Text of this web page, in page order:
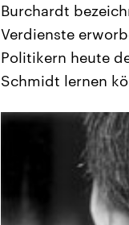
Burchardt
Verdienste
Politikern heute
Schmidt lernen